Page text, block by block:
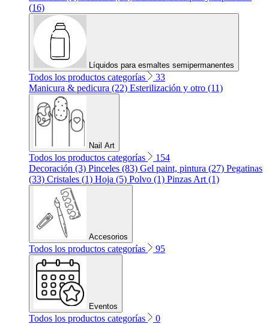
(16)
Líquidos para esmaltes semipermanentes
Todos los productos categorías
33
Manicura & pedicura (22) Esterilización y otro (11)
Nail Art
Todos los productos categorías
154
Decoración (3) Pinceles (83) Gel paint, pintura (27) Pegatinas
(33) Cristales (1) Hoja (5) Polvo (1) Pinzas Art (1)
Accesorios
Todos los productos categorías 95
Eventos
Todos los productos categorías
0